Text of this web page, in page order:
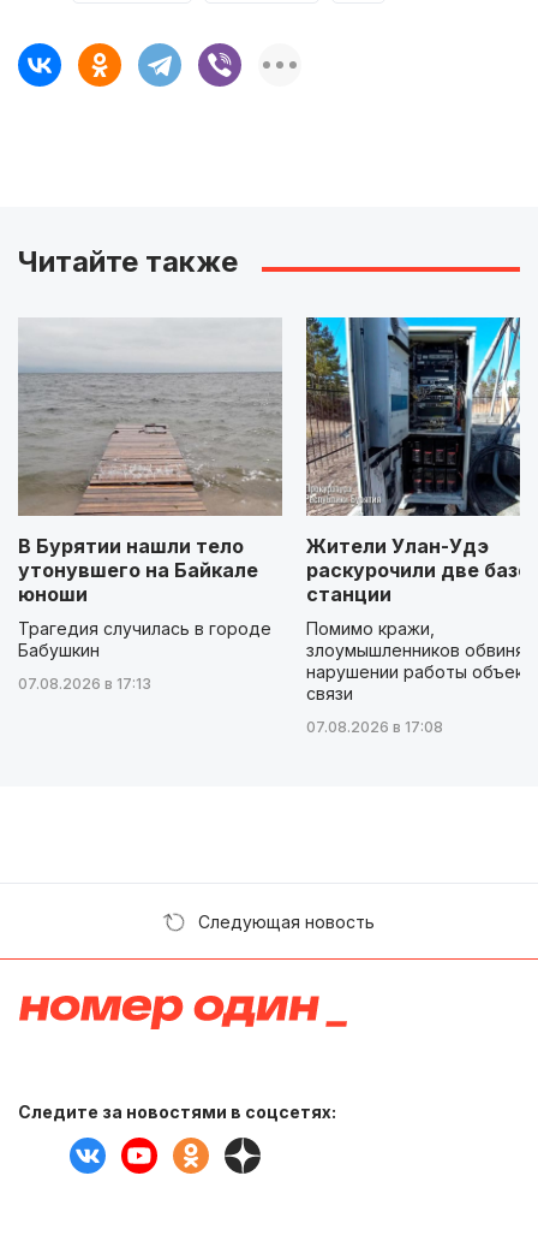
Читайте также
В Бурятии нашли тело
утонувшего на Байкале
юноши
Трагедия случилась в городе
Бабушкин
07.08.2026 в 17:13
Жители Улан-Удэ
раскурочили две
станции
Помимо кражи,
злоумышленников
нарушении работы
связи
07.08.2026 в 17:08
Следующая новость
Следите за новостями в соцсетях: